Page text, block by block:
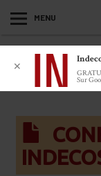
MENU
✕
Sur